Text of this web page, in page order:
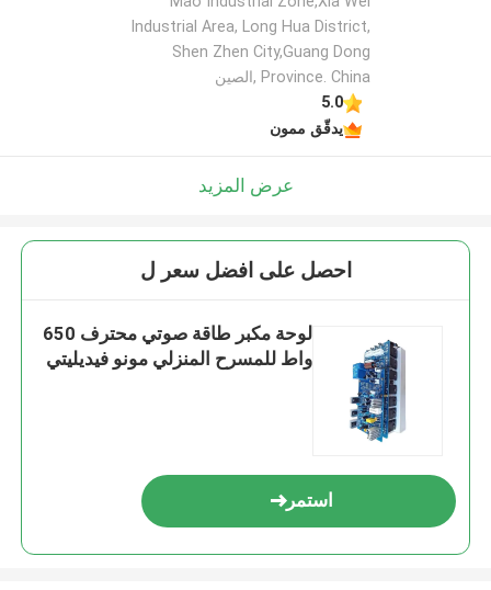
Industrial Area, Long Hua District,
Shen Zhen City,Guang Dong
Province. China ,الصين
5.0
يدقّق ممون
عرض المزيد
احصل على افضل سعر ل
لوحة مكبر طاقة صوتي محترف 650
واط للمسرح المنزلي مونو فيديليتي
استمر